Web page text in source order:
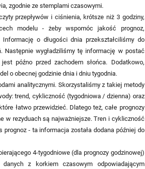
zgodnie ze stemplami czasowymi.
przepływów i ciśnienia, krótsze niż 3 godziny,
modelu - żeby wspomóc jakość prognoz,
o długości dnia przekształciliśmy do
Następnie wygładziliśmy tę informację w postać
późno przed zachodem słońca. Dodatkowo,
o obecnej godzinie dnia i dniu tygodnia.
analitycznymi. Skorzystaliśmy z takiej metody
trend, cykliczność (tygodniowa / dzienna) oraz
łatwo przewidzieć. Dlatego też, całe prognozy
w rezyduach są najważniejsze. Tren i cykliczność
- ta informacja została dodana później do
4-tygodniowe (dla prognozy godzinowej)
z korkiem czasowym odpowiadającym